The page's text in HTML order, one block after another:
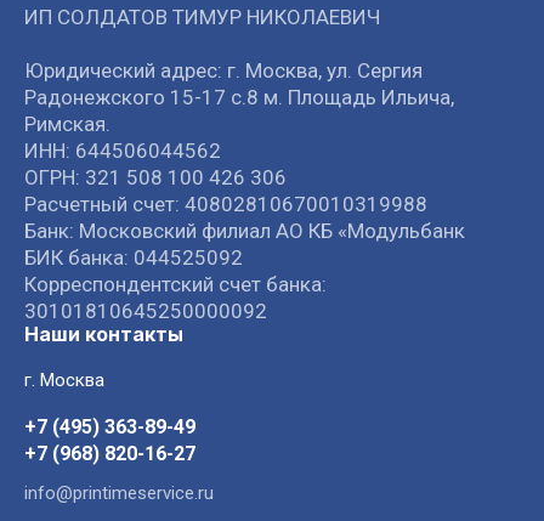
ИП СОЛДАТОВ ТИМУР НИКОЛАЕВИЧ
Юридический адрес: г. Москва, ул. Сергия
Радонежского 15-17 с.8 м. Площадь Ильича,
Римская.
ИНН: 644506044562
ОГРН: 321 508 100 426 306
Расчетный счет: 40802810670010319988
Банк: Московский филиал АО КБ «Модульбанк
БИК банка: 044525092
Корреспондентский счет банка:
30101810645250000092
Наши контакты
г. Москва
+7 (495) 363-89-49
+7 (968) 820-16-27
info@printimeservice.ru